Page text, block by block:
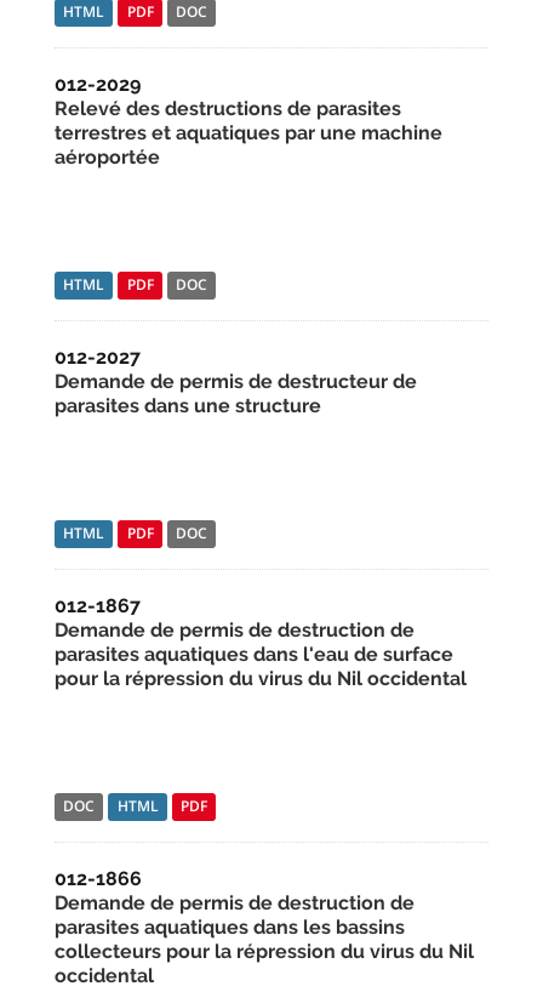
HTML PDF DOC
012-2029
Relevé des destructions de parasites
terrestres et aquatiques par une machine
aéroportée
HTML PDF DOC
012-2027
Demande de permis de destructeur de
parasites dans une structure
HTML PDF DOC
012-1867
Demande de permis de destruction de
parasites aquatiques dans l'eau de surface
pour la répression du virus du Nil occidental
DOC HTML PDF
012-1866
Demande de permis de destruction de
parasites aquatiques dans les bassins
collecteurs pour la répression du virus du Nil
occidental